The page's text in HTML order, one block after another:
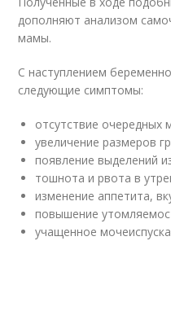
дополняют анализом
мамы.
С наступлением
следующие симптомы:
отсутствие очередных
увеличение размеров
появление выделений
тошнота и рвота в
изменение аппетита,
повышение
учащенное